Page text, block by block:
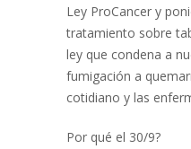
Ley ProCancer y
tratamiento sobre
ley que condena a
fumigación a
cotidiano y las
Por qué el 30/9?